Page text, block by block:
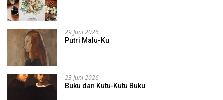
29 Juni 2026
Putri Malu-Ku
23 Juni 2026
Buku dan Kutu-Kutu Buku